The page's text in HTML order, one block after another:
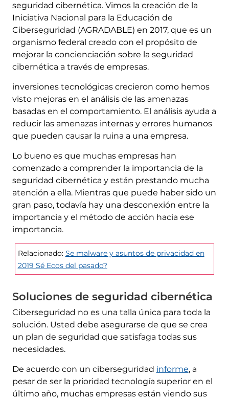
seguridad cibernética. Vimos la creación de la
Iniciativa Nacional para la Educación de
Ciberseguridad (AGRADABLE) en 2017, que es un
organismo federal creado con el propósito de
mejorar la concienciación sobre la seguridad
cibernética a través de empresas.
inversiones tecnológicas crecieron como hemos
visto mejoras en el análisis de las amenazas
basadas en el comportamiento. El análisis ayuda a
reducir las amenazas internas y errores humanos
que pueden causar la ruina a una empresa.
Lo bueno es que muchas empresas han
comenzado a comprender la importancia de la
seguridad cibernética y están prestando mucha
atención a ella. Mientras que puede haber sido un
gran paso, todavía hay una desconexión entre la
importancia y el método de acción hacia ese
importancia.
Relacionado: Se malware y asuntos de privacidad en
2019 Sé Ecos del pasado?
Soluciones de seguridad cibernética
Ciberseguridad no es una talla única para toda la
solución. Usted debe asegurarse de que se crea
un plan de seguridad que satisfaga todas sus
necesidades.
De acuerdo con un ciberseguridad informe, a
pesar de ser la prioridad tecnología superior en el
último año, muchas empresas están viendo sus